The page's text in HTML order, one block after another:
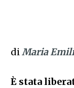
diMaria
È stata